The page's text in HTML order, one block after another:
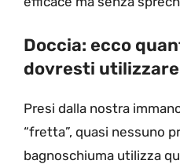
Doccia: ecco
dovresti
Presi dalla nostra
“fretta”, quasi nessuno
bagnoschiuma utilizza